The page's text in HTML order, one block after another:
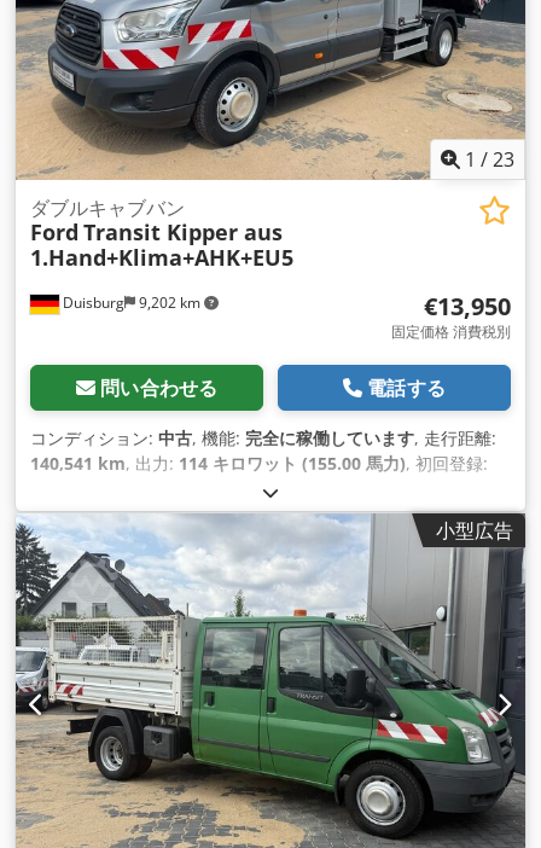
システム, エアコン, エアバッグ, セントラルロック, トラック登
録, トレーラー連結装置, パワーステアリング, パーキングヒー
ター, 車載コンピュータ, 電動ウィンドウ調節, 電子安定制御プ
ログラム (ESP),
1 /23
Duisburg 9,202 km
ダブルキャブバン
Ford Transit Kipper aus
1.Hand+Klima+AHK+EU5
€13,950
固定価格 消費税別
問い合わせる 電話する
コンディション: 中古, 機能: 完全に稼働しています, 走行距離:
140,541 km, 出力: 114 キロワット (155.00 馬力), 初回登録:
ディーゼル
ラム）, 最大積載重量:1,510 kg（キログラム）, 総重量:4,690
kg（キログラム） , アクスル構成: 4x2
, 次回検査（TÜV）:
06/2027, 燃料:ディーゼル, 色:シルバー, 運転席: その他, 変速
方式:
機械式, ギア数:6, 排出クラス:ユーロ5, 座席数:
, 全長:
6,400 mm, 全幅:2,300 mm, 全高:2,890 mm, 許容軸重（軸
1）:1,850 kg（キログラム）, 許容軸荷重（第2軸）: 3,300
kg（キログラム）, 荷室長:2,300 mm, 荷室幅:2,100 mm
, 荷
室高:1,800 mm, これまでの所有者数:1, 装備:ABS（アンチロ
ック・ブレーキ・システム）, すすフィルター, イモビライザー
システム, エアコン, エアバッグ, セントラルロック, トラック登
録, トレーラー連結装置, パワーステアリング, パーキングヒー
ター, 車載コンピュータ, 電動ウィンドウ調節, 電子安定制御プ
ログラム (ESP),
小型広告